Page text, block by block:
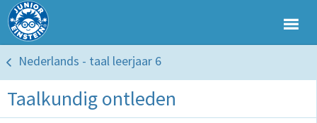
Nederlands - taal leerjaar 6
Taalkundig ontleden